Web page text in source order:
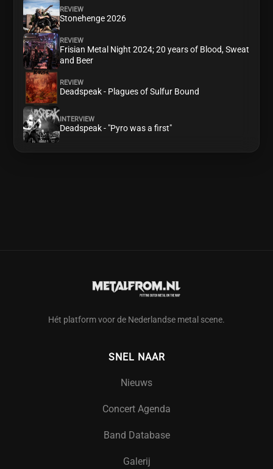
REVIEW
Stonehenge 2026
REVIEW
Frisian Metal Night 2024; 20 years of Blood, Sweat
and Beer
REVIEW
Deadspeak - Plagues of Sulfur Bound
INTERVIEW
Deadspeak - "Pyro was a first"
Hét platform voor de Nederlandse metal scene.
SNEL NAAR
Nieuws
Concert Agenda
Band Database
Galerij